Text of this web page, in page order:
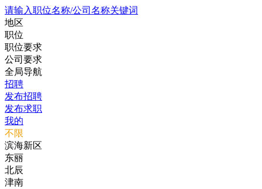
请输入职位名称/公司名称关键词
地区
职位
职位要求
公司要求
全局导航
招聘
发布招聘
发布求职
我的
不限
滨海新区
东丽
北辰
津南